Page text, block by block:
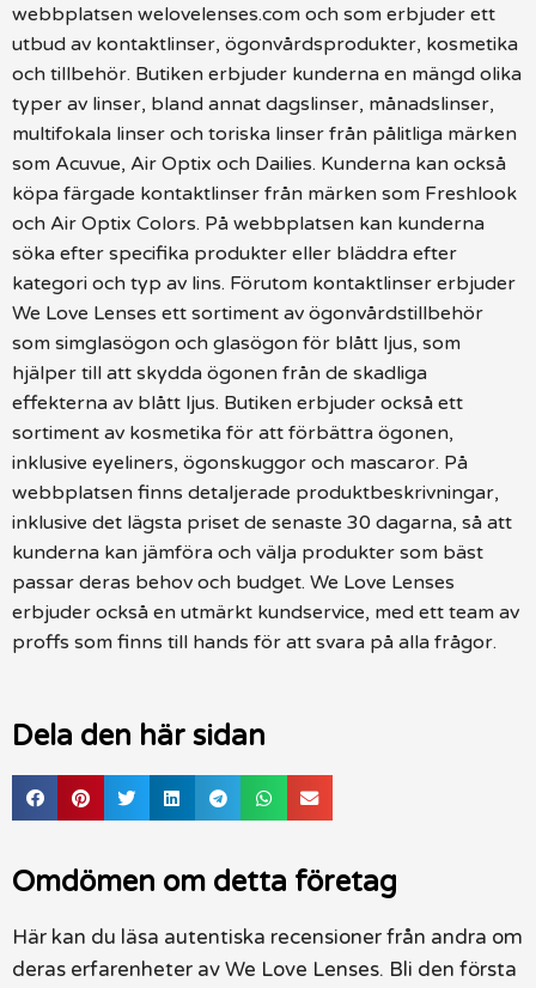
webbplatsen welovelenses.com och som erbjuder ett
utbud av kontaktlinser, ögonvårdsprodukter, kosmetika
och tillbehör. Butiken erbjuder kunderna en mängd olika
typer av linser, bland annat dagslinser, månadslinser,
multifokala linser och toriska linser från pålitliga märken
som Acuvue, Air Optix och Dailies. Kunderna kan också
köpa färgade kontaktlinser från märken som Freshlook
och Air Optix Colors. På webbplatsen kan kunderna
söka efter specifika produkter eller bläddra efter
kategori och typ av lins. Förutom kontaktlinser erbjuder
We Love Lenses ett sortiment av ögonvårdstillbehör
som simglasögon och glasögon för blått ljus, som
hjälper till att skydda ögonen från de skadliga
effekterna av blått ljus. Butiken erbjuder också ett
sortiment av kosmetika för att förbättra ögonen,
inklusive eyeliners, ögonskuggor och mascaror. På
webbplatsen finns detaljerade produktbeskrivningar,
inklusive det lägsta priset de senaste 30 dagarna, så att
kunderna kan jämföra och välja produkter som bäst
passar deras behov och budget. We Love Lenses
erbjuder också en utmärkt kundservice, med ett team av
proffs som finns till hands för att svara på alla frågor.
Dela den här sidan
Omdömen om detta företag
Här kan du läsa autentiska recensioner från andra om
deras erfarenheter av We Love Lenses. Bli den första